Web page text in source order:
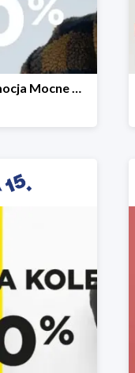
Mega okazje promocja Mocne marki do -70%